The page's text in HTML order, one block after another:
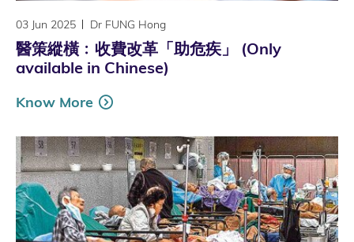
03 Jun 2025 Dr FUNG Hong
醫策縱橫﹕收費改革「助危疾」 (Only
available in Chinese)
Know More